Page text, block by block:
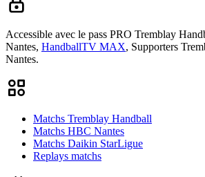
Accessible avec le pass PRO Tremblay
Nantes, HandballTV MAX, Supporters
Nantes.
Matchs Tremblay Handball
Matchs HBC Nantes
Matchs Daikin StarLigue
Replays matchs